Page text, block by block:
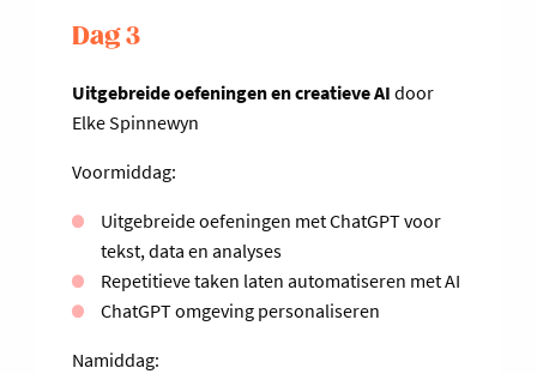
Dag 3
Uitgebreide oefeningen en creatieve AI door
Elke Spinnewyn
Voormiddag:
Uitgebreide oefeningen met ChatGPT voor
tekst, data en analyses
Repetitieve taken laten automatiseren met AI
ChatGPT omgeving personaliseren
Namiddag: